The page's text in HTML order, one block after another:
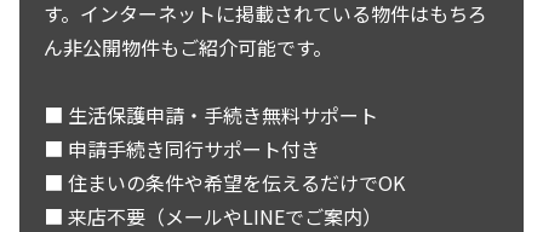
す。インターネットに掲載されている物件はもちろ
ん非公開物件もご紹介可能です。
■ 生活保護申請・手続き無料サポート
■ 申請手続き同行サポート付き
■ 住まいの条件や希望を伝えるだけでOK
■ 来店不要（メールやLINEでご案内）